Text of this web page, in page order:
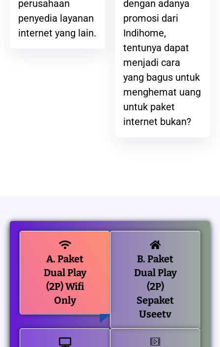
perusahaan
penyedia layanan
internet yang lain.
dengan adanya
promosi dari
Indihome,
tentunya dapat
menjadi cara
yang bagus untuk
menghemat uang
untuk paket
internet bukan?
A. Paket
Dual Play
(2P) Wifi
Only
B. Paket
Dual Play
(2P)
Sepaket
Useetv